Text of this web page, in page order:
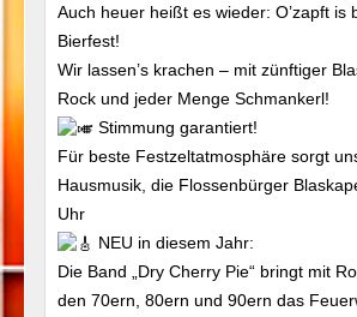
Auch heuer heißt es wieder: O’zapft is
Bierfest!
Wir lassen’s krachen – mit zünftiger
Rock und jeder Menge Schmankerl!
Stimmung garantiert!
Für beste Festzeltatmosphäre sorgt
Hausmusik, die Flossenbürger
Uhr
NEU in diesem Jahr:
Die Band „Dry Cherry Pie“ bringt mit
den 70ern, 80ern und 90ern das